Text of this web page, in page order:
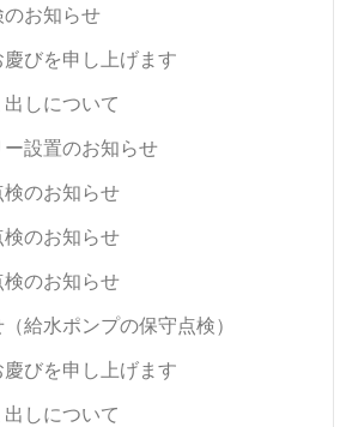
お知らせ
びを申し上げます
しについて
設置のお知らせ
のお知らせ
のお知らせ
のお知らせ
給水ポンプの保守点検）
びを申し上げます
しについて